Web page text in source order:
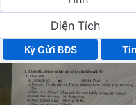
Ký Gửi BĐS